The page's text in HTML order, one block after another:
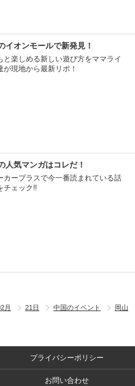
イオンモールで新発見！
と楽しめる新しい遊び方をママライ
が現地から最新リポ！
人気マンガはコレだ！
カープラスで今一番読まれている話
チェック!!
月 21日 中国のイベント
岡山
プライバシーポリシー
お問い合わせ